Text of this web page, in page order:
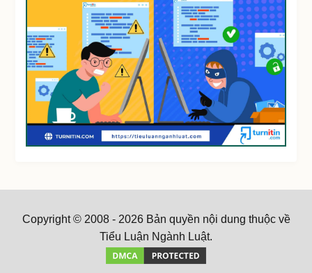
Copyright © 2008 - 2026 Bản quyền nội dung thuộc về
Tiểu Luận Ngành Luật.